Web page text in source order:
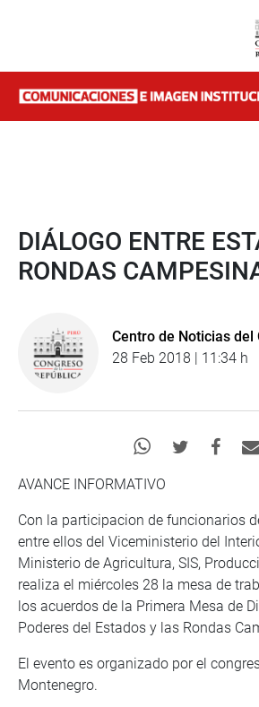
DIÁLOGO ENTRE
RONDAS
Centro de Noticias del
28 Feb 2018 | 11:34 h
AVANCE INFORMATIVO
Con la participacion de funcionarios
entre ellos del Viceministerio del
Ministerio de Agricultura, SIS,
realiza el miércoles 28 la mesa de
los acuerdos de la Primera Mesa de
Poderes del Estados y las Rondas
El evento es organizado por el
Montenegro.